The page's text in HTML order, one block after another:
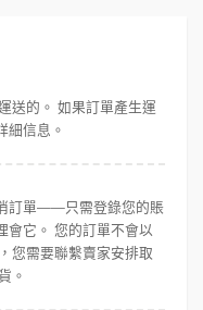
送的。 如果訂單產生運
細信息。
訂單——只需登錄您的賬
會它。 您的訂單不會以
您需要聯繫賣家安排取
。